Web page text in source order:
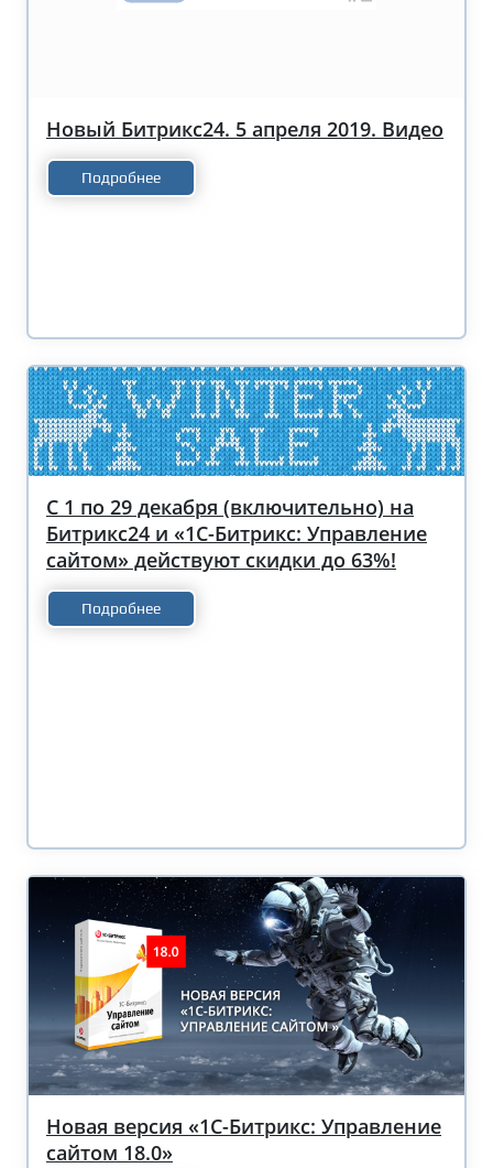
Новый Битрикс24. 5 апреля 2019. Видео
Подробнее
С 1 по 29 декабря (включительно) на
Битрикс24 и «1С-Битрикс: Управление
сайтом» действуют скидки до 63%!
Подробнее
Новая версия «1С-Битрикс: Управление
сайтом 18.0»